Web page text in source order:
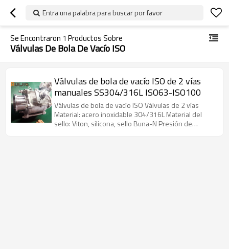
Entra una palabra para buscar por favor
Se Encontraron 1 Productos Sobre
Válvulas De Bola De Vacío ISO
Válvulas de bola de vacío ISO de 2 vías
manuales SS304/316L ISO63-ISO100
Válvulas de bola de vacío ISO Válvulas de 2 vías
Material: acero inoxidable 304/316L Material del
sello: Viton, silicona, sello Buna-N Presión de